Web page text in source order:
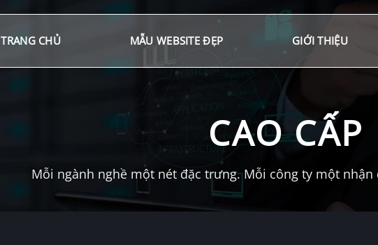
TRANG CHỦ MẪU WEBSITE ĐẸP GIỚI THIỆU
CAO CẤP
Mỗi ngành nghề một nét đặc trưng. Mỗi công ty một